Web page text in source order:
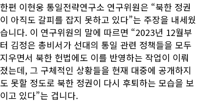
한편 이현웅 통일전략연구소 연구위원은 “북한 정권
이 아직도 갈피를 잡지 못하고 있다”는 주장을 내세웠
습니다. 이 연구위원의 말에 따르면 “2023년 12월부
터 김정은 총비서가 선대의 통일 관련 정책들을 모두
지우면서 북한 헌법에도 이를 반영하는 작업이 이뤄
졌는데, 그 구체적인 상황들을 현재 대중에 공개하지
도 못할 정도로 북한 정권이 다시 후퇴하는 모습을 보
이고 있다”는 겁니다.